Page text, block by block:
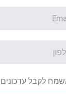
לקבל עדכונים